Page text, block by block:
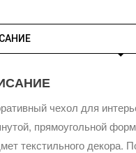
чехол для
прямоугольной
текстильного декора.